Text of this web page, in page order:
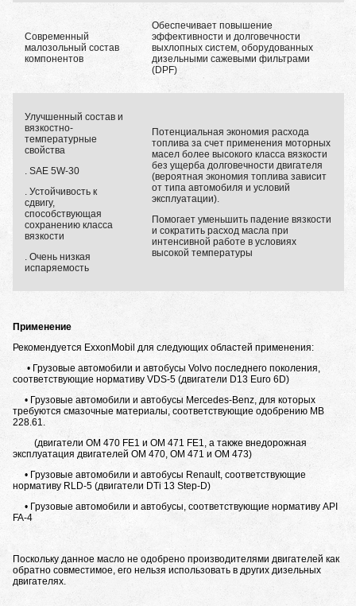
Современный
малозольный состав
компонентов
Обеспечивает повышение
эффективности и долговечности
выхлопных систем, оборудованных
дизельными сажевыми фильтрами
(DPF)
Улучшенный состав и
вязкостно-
температурные
свойства
. SAE 5W-30
. Устойчивость к
сдвигу,
способствующая
сохранению класса
вязкости
. Очень низкая
испаряемость
Потенциальная экономия расхода
топлива за счет применения моторных
масел более высокого класса вязкости
без ущерба долговечности двигателя
(вероятная экономия топлива зависит
от типа автомобиля и условий
эксплуатации).
Помогает уменьшить падение вязкости
и сократить расход масла при
интенсивной работе в условиях
высокой температуры
Применение
Рекомендуется ExxonMobil для следующих областей применения:
• Грузовые автомобили и автобусы Volvo последнего поколения,
соответствующие нормативу VDS-5 (двигатели D13 Euro 6D)
• Грузовые автомобили и автобусы Mercedes-Benz, для которых
требуются смазочные материалы, соответствующие одобрению MB
228.61.
(двигатели OM 470 FE1 и OM 471 FE1, а также внедорожная
эксплуатация двигателей OM 470, OM 471 и OM 473)
• Грузовые автомобили и автобусы Renault, соответствующие
нормативу RLD-5 (двигатели DTi 13 Step-D)
• Грузовые автомобили и автобусы, соответствующие нормативу API
FA-4
Поскольку данное масло не одобрено производителями двигателей как
обратно совместимое, его нельзя использовать в других дизельных
двигателях.